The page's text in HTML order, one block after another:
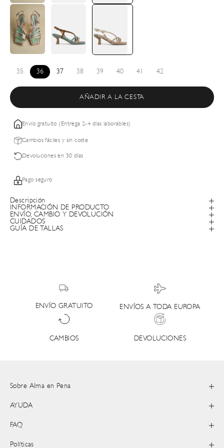
35 36 37 38 39 40 41 42
AÑADIR A LA CESTA
Envío gratuito (Entrega 2-4 días laborables)
Cambios fáciles y sin coste
Devoluciones en 30 días
Pago seguro
Descripción
INFORMACIÓN DE PRODUCTO
ENVÍO, CAMBIO Y DEVOLUCIÓN
CUIDADOS
GUÍA DE TALLAS
ENVÍO GRATUITO ENVÍOS A TODA EUROPA
CAMBIOS DEVOLUCIONES
Sobre Alma en Pena
AYUDA
FAQ
Políticas